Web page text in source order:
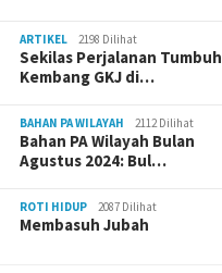
ARTIKEL 2198 Dilihat
Sekilas Perjalanan Tumbuh
Kembang GKJ di…
BAHAN PA WILAYAH 2112 Dilihat
Bahan PA Wilayah Bulan
Agustus 2024: Bul…
ROTI HIDUP 2087 Dilihat
Membasuh Jubah